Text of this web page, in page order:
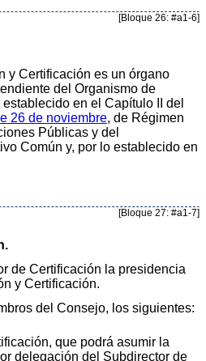
[Bloque 26: #a1-6]
y Certificación es un órgano
del Organismo de
en el Capítulo II del
26 de noviembre, de Régimen
Públicas y del
Común y, por lo establecido en
[Bloque 27: #a1-7]
de Certificación la presidencia
y Certificación.
del Consejo, los siguientes:
que podrá asumir la
delegación del Subdirector de